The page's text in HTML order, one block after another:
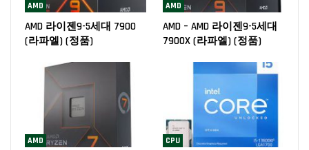
AMD
AMD 라이젠9-5세대 7900
(라파엘) (정품)
AMD
AMD – AMD 라이젠9-5세대
7900X (라파엘) (정품)
AMD CPU